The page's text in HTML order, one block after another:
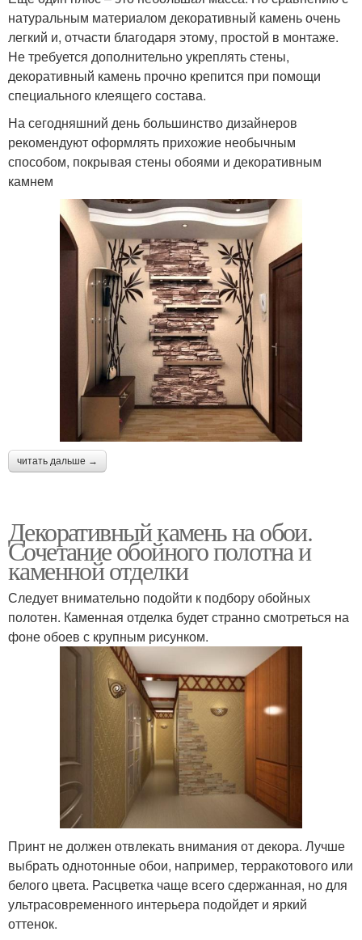
натуральным материалом декоративный камень очень
легкий и, отчасти благодаря этому, простой в монтаже.
Не требуется дополнительно укреплять стены,
декоративный камень прочно крепится при помощи
специального клеящего состава.
На сегодняшний день большинство дизайнеров
рекомендуют оформлять прихожие необычным
способом, покрывая стены обоями и декоративным
камнем
читать дальше →
Декоративный камень на обои.
Сочетание обойного полотна и
каменной отделки
Следует внимательно подойти к подбору обойных
полотен. Каменная отделка будет странно смотреться на
фоне обоев с крупным рисунком.
Принт не должен отвлекать внимания от декора. Лучше
выбрать однотонные обои, например, терракотового или
белого цвета. Расцветка чаще всего сдержанная, но для
ультрасовременного интерьера подойдет и яркий
оттенок.